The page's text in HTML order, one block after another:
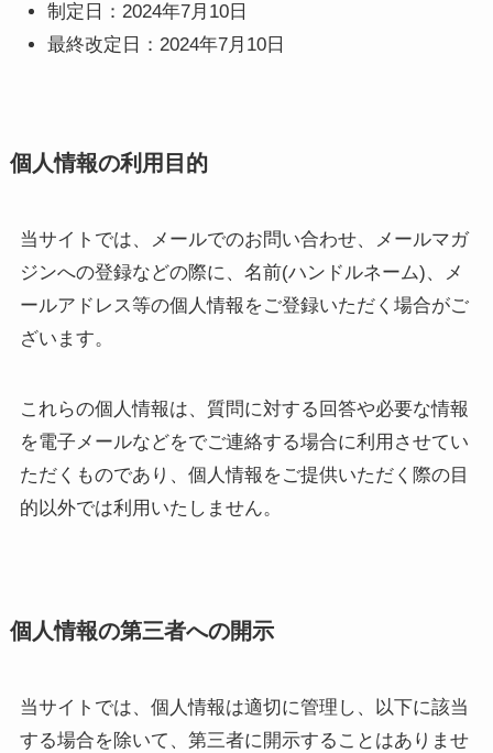
制定日：2024年7月10日
最終改定日：2024年7月10日
個人情報の利用目的
当サイトでは、メールでのお問い合わせ、メールマガ
ジンへの登録などの際に、名前(ハンドルネーム)、メ
ールアドレス等の個人情報をご登録いただく場合がご
ざいます。
これらの個人情報は、質問に対する回答や必要な情報
を電子メールなどをでご連絡する場合に利用させてい
ただくものであり、個人情報をご提供いただく際の目
的以外では利用いたしません。
個人情報の第三者への開示
当サイトでは、個人情報は適切に管理し、以下に該当
する場合を除いて、第三者に開示することはありませ